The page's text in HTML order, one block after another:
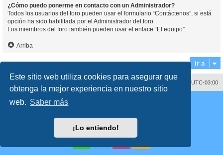
Este sitio web utiliza cookies para asegurar que
obtenga la mejor experiencia en nuestro sitio
web. Saber más
¡Lo entiendo!
¿Cómo puedo ponerme en contacto con un Administrador?
Todos los usuarios del foro pueden usar el formulario “Contáctenos”, si está
opción ha sido habilitada por el Administrador del foro.
Los miembros del foro también pueden usar el enlace “El equipo”.
Arriba
Ir a
Todos los horarios son UTC-03:00
Borrar cookies
Desarrollado por
® Forum Software © phpBB Limited
Traducción al español porphpBB España
Condiciones